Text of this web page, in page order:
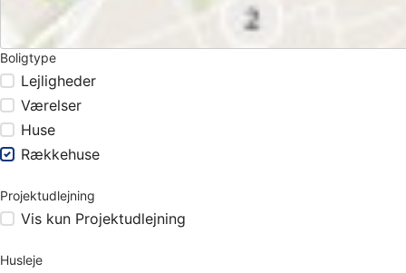
Boligtype
Lejligheder
Værelser
Huse
Rækkehuse
Projektudlejning
Vis kun Projektudlejning
Husleje